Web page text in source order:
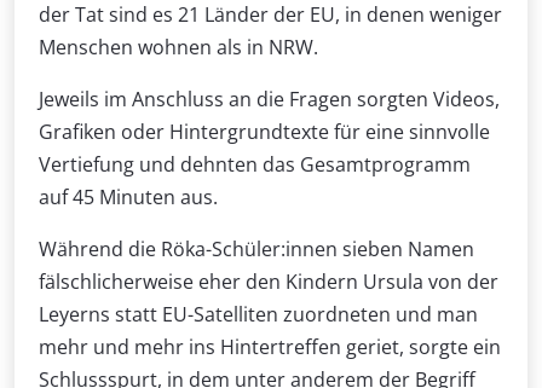
der Tat sind es 21 Länder der EU, in denen weniger
Menschen wohnen als in NRW.
Jeweils im Anschluss an die Fragen sorgten Videos,
Grafiken oder Hintergrundtexte für eine sinnvolle
Vertiefung und dehnten das Gesamtprogramm
auf 45 Minuten aus.
Während die Röka-Schüler:innen sieben Namen
fälschlicherweise eher den Kindern Ursula von der
Leyerns statt EU-Satelliten zuordneten und man
mehr und mehr ins Hintertreffen geriet, sorgte ein
Schlussspurt, in dem unter anderem der Begriff